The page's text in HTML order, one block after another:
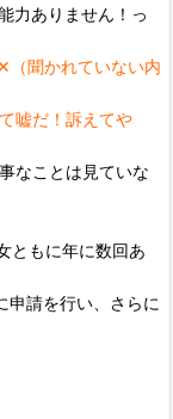
力ありません！っ
（聞かれていない内
嘘だ！訴えてや
なことは見ていな
ともに年に数回あ
申請を行い、さらに